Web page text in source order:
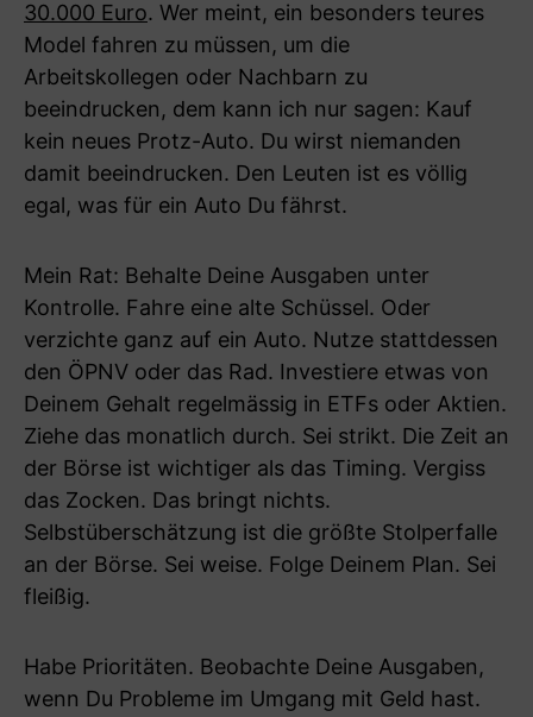
30.000 Euro. Wer meint, ein besonders teures
Model fahren zu müssen, um die
Arbeitskollegen oder Nachbarn zu
beeindrucken, dem kann ich nur sagen: Kauf
kein neues Protz-Auto. Du wirst niemanden
damit beeindrucken. Den Leuten ist es völlig
egal, was für ein Auto Du fährst.
Mein Rat: Behalte Deine Ausgaben unter
Kontrolle. Fahre eine alte Schüssel. Oder
verzichte ganz auf ein Auto. Nutze stattdessen
den ÖPNV oder das Rad. Investiere etwas von
Deinem Gehalt regelmässig in ETFs oder Aktien.
Ziehe das monatlich durch. Sei strikt. Die Zeit an
der Börse ist wichtiger als das Timing. Vergiss
das Zocken. Das bringt nichts.
Selbstüberschätzung ist die größte Stolperfalle
an der Börse. Sei weise. Folge Deinem Plan. Sei
fleißig.
Habe Prioritäten. Beobachte Deine Ausgaben,
wenn Du Probleme im Umgang mit Geld hast.